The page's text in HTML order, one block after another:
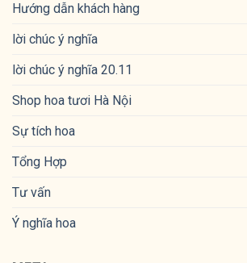
Hướng dẫn khách hàng
lời chúc ý nghĩa
lời chúc ý nghĩa 20.11
Shop hoa tươi Hà Nội
Sự tích hoa
Tổng Hợp
Tư vấn
Ý nghĩa hoa